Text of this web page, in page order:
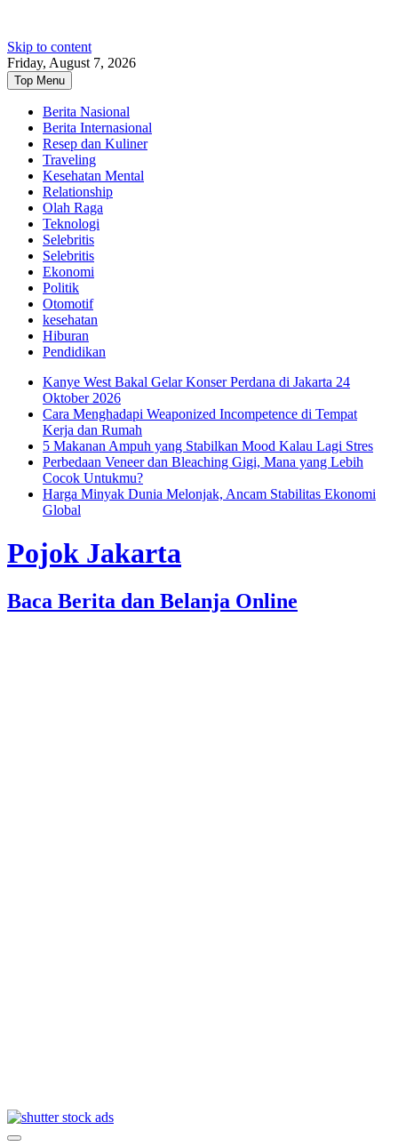
Skip to content
Friday, August 7, 2026
Top Menu
Berita Nasional
Berita Internasional
Resep dan Kuliner
Traveling
Kesehatan Mental
Relationship
Olah Raga
Teknologi
Selebritis
Selebritis
Ekonomi
Politik
Otomotif
kesehatan
Hiburan
Pendidikan
Kanye West Bakal Gelar Konser Perdana di Jakarta 24
Oktober 2026
Cara Menghadapi Weaponized Incompetence di Tempat
Kerja dan Rumah
5 Makanan Ampuh yang Stabilkan Mood Kalau Lagi Stres
Perbedaan Veneer dan Bleaching Gigi, Mana yang Lebih
Cocok Untukmu?
Harga Minyak Dunia Melonjak, Ancam Stabilitas Ekonomi
Global
Pojok Jakarta
Baca Berita dan Belanja Online